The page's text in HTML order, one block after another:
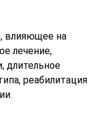
влияющее на
лечение,
длительное
реабилитация